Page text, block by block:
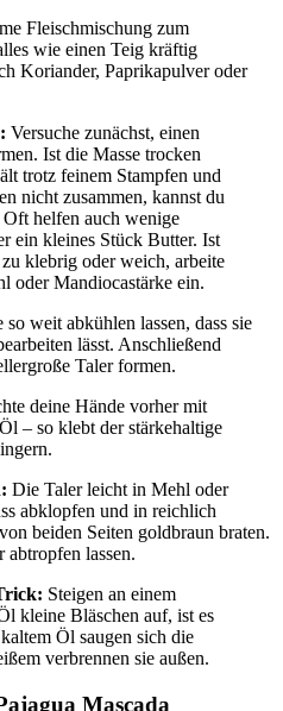
Fleischmischung zum
wie einen Teig kräftig
Koriander, Paprikapulver oder
Versuche zunächst, einen
Ist die Masse trocken
trotz feinem Stampfen und
nicht zusammen, kannst du
helfen auch wenige
ein kleines Stück Butter. Ist
klebrig oder weich, arbeite
oder Mandiocastärke ein.
so weit abkühlen lassen, dass sie
lässt. Anschließend
Taler formen.
deine Hände vorher mit
– so klebt der stärkehaltige
Die Taler leicht in Mehl oder
abklopfen und in reichlich
beiden Seiten goldbraun braten.
lassen.
Steigen an einem
kleine Bläschen auf, ist es
Öl saugen sich die
verbrennen sie außen.
Mascada